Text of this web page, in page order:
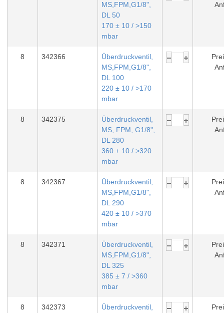
MS,FPM,G1/8",
DL 50
170 ± 10 / >150
mbar
8 342366
Überdruckventil,
MS,FPM,G1/8",
DL 100
220 ± 10 / >170
mbar
8 342375
Überdruckventil,
MS, FPM, G1/8",
DL 280
360 ± 10 / >320
mbar
8 342367
Überdruckventil,
MS,FPM,G1/8",
DL 290
420 ± 10 / >370
mbar
8 342371
Überdruckventil,
MS,FPM,G1/8",
DL 325
385 ± 7 / >360
mbar
8 342373
Überdruckventil,